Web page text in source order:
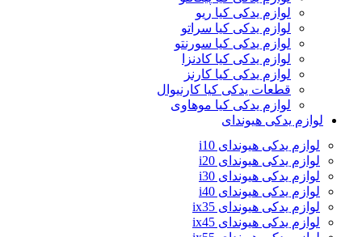
لوازم یدکی کیا ریو
لوازم یدکی کیا سراتو
لوازم یدکی کیا سورنتو
لوازم یدکی کیا کادنزا
لوازم یدکی کیا کارنز
قطعات یدکی کیا کارنیوال
لوازم یدکی کیا موهاوی
لوازم یدکی هیوندای
لوازم یدکی هیوندای i10
لوازم یدکی هیوندای i20
لوازم یدکی هیوندای i30
لوازم یدکی هیوندای i40
لوازم یدکی هیوندای ix35
لوازم یدکی هیوندای ix45